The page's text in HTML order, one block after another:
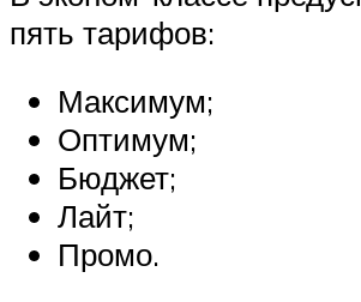
пять тарифов:
Максимум;
Оптимум;
Бюджет;
Лайт;
Промо.